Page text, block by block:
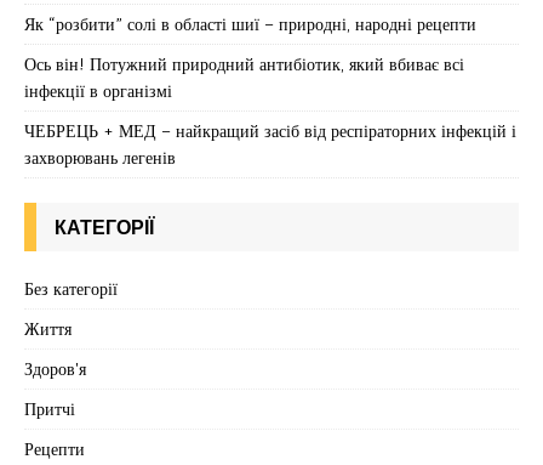
Як “розбити” солі в області шиї – природні, народні рецепти
Ось він! Потужний природний антибіотик, який вбиває всі
інфекції в організмі
ЧЕБРЕЦЬ + МЕД – найкращий засіб від респіраторних інфекцій і
захворювань легенів
КАТЕГОРІЇ
Без категорії
Життя
Здоров'я
Притчі
Рецепти